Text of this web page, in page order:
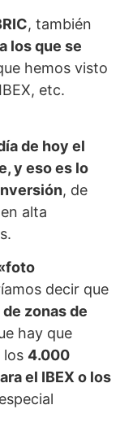
, también
los que se
hemos visto
etc.
de hoy el
y eso es lo
, de
alta
decir que
zonas de
hay que
los 4.000
el IBEX o los